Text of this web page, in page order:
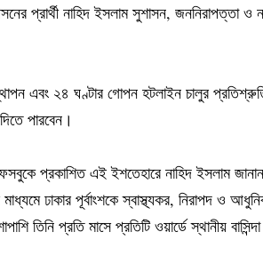
প্রার্থী নাহিদ ইসলাম সুশাসন, জননিরাপত্তা ও
এবং ২৪ ঘণ্টার গোপন হটলাইন চালুর
পারবেন।
প্রকাশিত এই ইশতেহারে নাহিদ ইসলাম
ঢাকার পূর্বাংশকে স্বাস্থ্যকর, নিরাপদ ও
প্রতি মাসে প্রতিটি ওয়ার্ডে স্থানীয় বাসিন্দা